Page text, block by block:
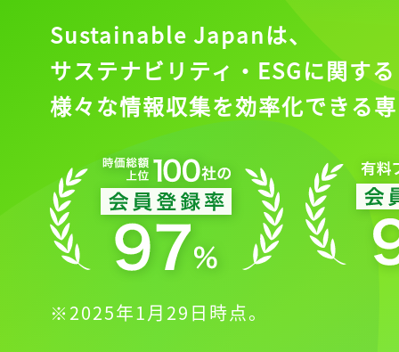
Sustainable Japanは、
サステナビリティ・ESGに関する
様々な情報収集を効率化できる
※2025年1月29日時点。